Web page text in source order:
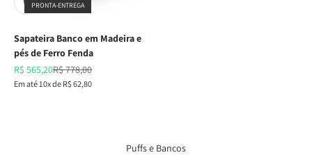
PRONTA-ENTREGA
Sapateira Banco em Madeira e
pés de Ferro Fenda
Preço promocional
R$ 565,20Preço normal
R$ 778,00
Em até 10x de R$ 62,80
Puffs e Bancos